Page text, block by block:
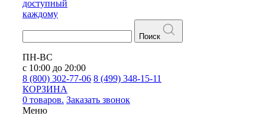
доступный
каждому
Поиск
ПН-ВС
с 10:00 до 20:00
8 (800) 302-77-06 8 (499) 348-15-11
КОРЗИНА
0 товаров. Заказать звонок
Меню